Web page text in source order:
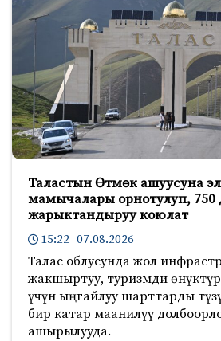
Таластын Өтмөк ашуусуна
мамычалары орнотулуп, 750
жарыктандыруу коюлат
15:22 07.08.2026
Талас облусунда жол
жакшыртуу, туризмди
үчүн ыңгайлуу шарттарды
бир катар маанилүү
ашырылууда.